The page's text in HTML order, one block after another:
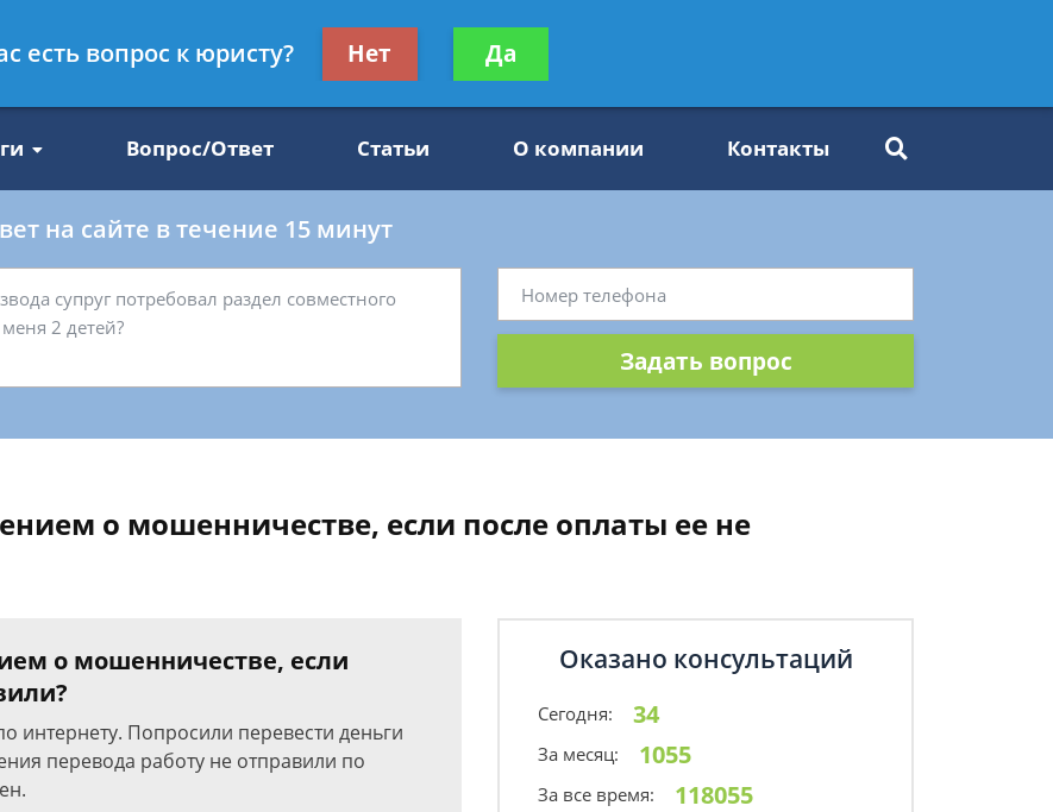
Получите консультацию
бесплатно
Вопрос/Ответ Статьи О компании Контакты
на сайте в течение 15 минут
Задать вопрос
о мошенничестве, если после оплаты ее не
о мошенничестве, если
интернету. Попросили перевести деньги
перевода работу не отправили по
Оказано консультаций
Сегодня: 34
За месяц: 1055
За все время: 118055
есть вопрос к юристу? Нет Да